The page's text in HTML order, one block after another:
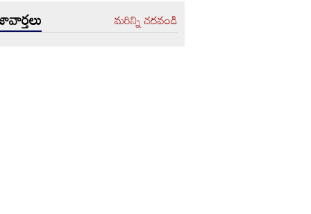
మరిన్ని చదవండి